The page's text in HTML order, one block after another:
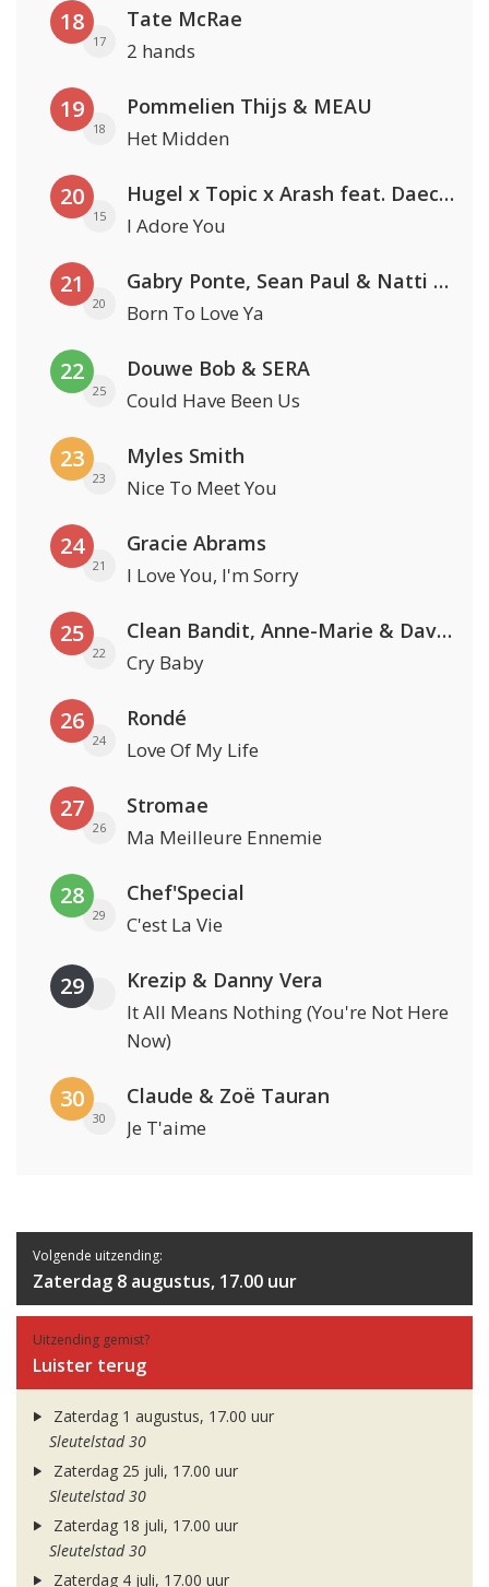
18
17
Tate McRae
2 hands
19
18
Pommelien Thijs & MEAU
Het Midden
20
15
Hugel x Topic x Arash feat. Daecolm
I Adore You
21
20
Gabry Ponte, Sean Paul & Natti Natasha
Born To Love Ya
22
25
Douwe Bob & SERA
Could Have Been Us
23
23
Myles Smith
Nice To Meet You
24
21
Gracie Abrams
I Love You, I'm Sorry
25
22
Clean Bandit, Anne-Marie & David Guetta
Cry Baby
26
24
Rondé
Love Of My Life
27
26
Stromae
Ma Meilleure Ennemie
28
29
Chef'Special
C'est La Vie
29 Krezip & Danny Vera
It All Means Nothing (You're Not Here
Now)
30
30
Claude & Zoë Tauran
Je T'aime
Volgende uitzending:
Zaterdag 8 augustus, 17.00 uur
Uitzending gemist?
Luister terug
Zaterdag 1 augustus, 17.00 uur
Sleutelstad 30
Zaterdag 25 juli, 17.00 uur
Sleutelstad 30
Zaterdag 18 juli, 17.00 uur
Sleutelstad 30
Zaterdag 4 juli, 17.00 uur